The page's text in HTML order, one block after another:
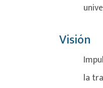
Visión
la